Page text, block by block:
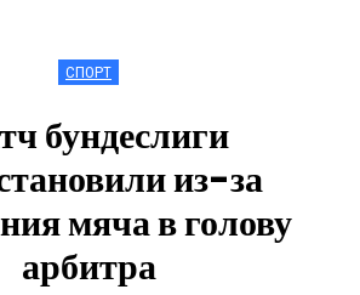
СПОРТ
бундеслиги
из-за
мяча в голову
арбитра